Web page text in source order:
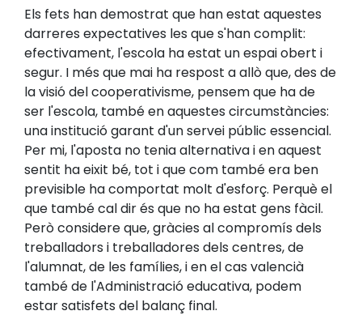
Els fets han demostrat que han estat aquestes
darreres expectatives les que s'han complit:
efectivament, l'escola ha estat un espai obert i
segur. I més que mai ha respost a allò que, des de
la visió del cooperativisme, pensem que ha de
ser l'escola, també en aquestes circumstàncies:
una institució garant d'un servei públic essencial.
Per mi, l'aposta no tenia alternativa i en aquest
sentit ha eixit bé, tot i que com també era ben
previsible ha comportat molt d'esforç. Perquè el
que també cal dir és que no ha estat gens fàcil.
Però considere que, gràcies al compromís dels
treballadors i treballadores dels centres, de
l'alumnat, de les famílies, i en el cas valencià
també de l'Administració educativa, podem
estar satisfets del balanç final.